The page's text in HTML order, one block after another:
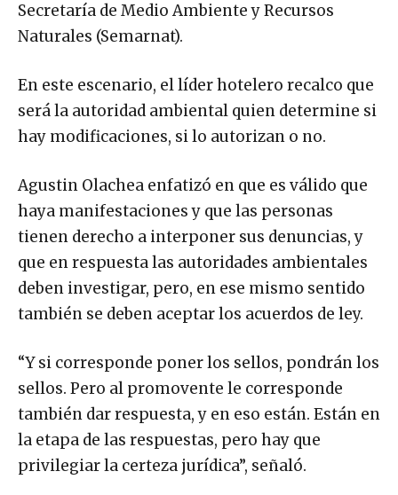
Secretaría de Medio Ambiente y Recursos
Naturales (Semarnat).
En este escenario, el líder hotelero recalco que
será la autoridad ambiental quien determine si
hay modificaciones, si lo autorizan o no.
Agustin Olachea enfatizó en que es válido que
haya manifestaciones y que las personas
tienen derecho a interponer sus denuncias, y
que en respuesta las autoridades ambientales
deben investigar, pero, en ese mismo sentido
también se deben aceptar los acuerdos de ley.
“Y si corresponde poner los sellos, pondrán los
sellos. Pero al promovente le corresponde
también dar respuesta, y en eso están. Están en
la etapa de las respuestas, pero hay que
privilegiar la certeza jurídica”, señaló.